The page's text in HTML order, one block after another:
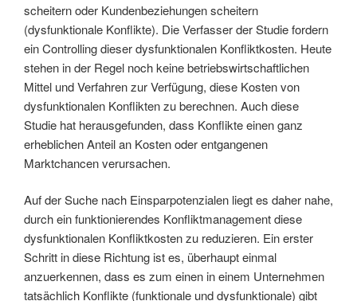
scheitern oder Kundenbeziehungen scheitern
(dysfunktionale Konflikte). Die Verfasser der Studie fordern
ein Controlling dieser dysfunktionalen Konfliktkosten. Heute
stehen in der Regel noch keine betriebswirtschaftlichen
Mittel und Verfahren zur Verfügung, diese Kosten von
dysfunktionalen Konflikten zu berechnen. Auch diese
Studie hat herausgefunden, dass Konflikte einen ganz
erheblichen Anteil an Kosten oder entgangenen
Marktchancen verursachen.
Auf der Suche nach Einsparpotenzialen liegt es daher nahe,
durch ein funktionierendes Konfliktmanagement diese
dysfunktionalen Konfliktkosten zu reduzieren. Ein erster
Schritt in diese Richtung ist es, überhaupt einmal
anzuerkennen, dass es zum einen in einem Unternehmen
tatsächlich Konflikte (funktionale und dysfunktionale) gibt